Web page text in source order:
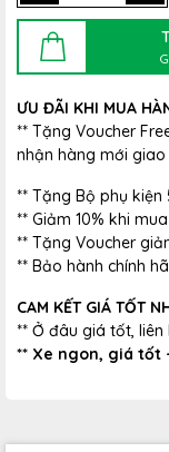
ƯU ĐÃI KHI MUA
** Tặng Voucher
nhận hàng mới giao
** Tặng Bộ phụ
** Giảm 10% khi
** Tặng Voucher
** Bảo hành chính
CAM KẾT GIÁ TỐT
** Ở đâu giá tốt,
** Xe ngon, giá tốt